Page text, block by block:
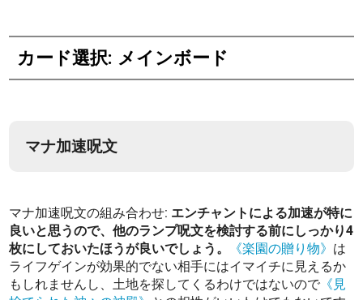
カード選択: メインボード
マナ加速呪文
マナ加速呪文の組み合わせ: エンチャントによる加速が特に
良いと思うので、他のランプ呪文を検討する前にしっかり4
枚にしておいたほうが良いでしょう。
《楽園の贈り物》 は
ライフゲインが効果的でない相手にはイマイチに見えるか
もしれませんし、土地を探してくるわけではないので 《見